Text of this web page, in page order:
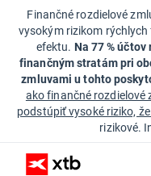
Finančné rozdielové
vysokým rizikom
efektu. Na 77 %
finančným stratám pri
zmluvami u tohto
ako finančné rozdielové
podstúpiť vysoké riziko,
rizikové.